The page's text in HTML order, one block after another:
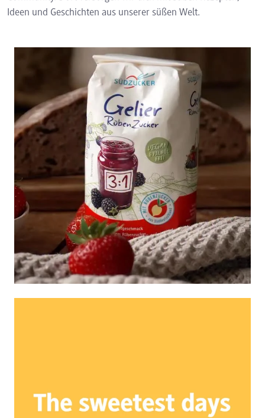
Ideen und Geschichten aus unserer süßen Welt.